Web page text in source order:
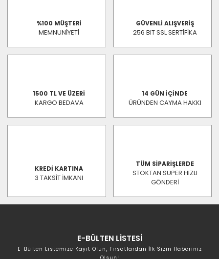
%100 MÜŞTERİ
MEMNUNİYETİ
GÜVENLİ ALIŞVERİŞ
256 BIT SSL SERTİFİKA
1500 TL VE ÜZERİ
KARGO BEDAVA
14 GÜN İÇİNDE
ÜRÜNDEN CAYMA HAKKI
KREDİ KARTINA
3 TAKSİT İMKANI
TÜM SİPARİŞLERDE
STOKTAN SÜPER HIZLI
GÖNDERİ
E-BÜLTEN LİSTESİ
E-Bülten Listemize Kayıt Olun, Fırsatlardan İlk Sizin Haberiniz